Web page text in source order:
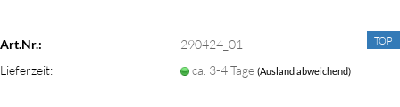
TOP
Art.Nr.:
290424_01
Lieferzeit:
ca. 3-4 Tage (Ausland abweichend)